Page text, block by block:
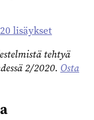
lisäykset
tehtyä
2/2020. Osta